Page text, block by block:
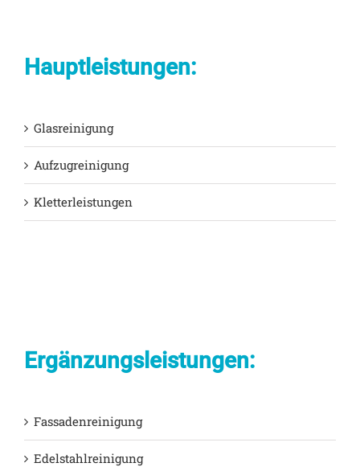
Hauptleistungen:
Glasreinigung
Aufzugreinigung
Kletterleistungen
Ergänzungsleistungen:
Fassadenreinigung
Edelstahlreinigung